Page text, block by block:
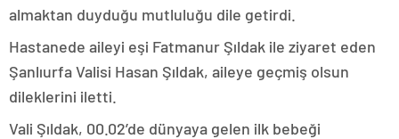
almaktan duyduğu mutluluğu dile getirdi.
Hastanede aileyi eşi Fatmanur Şıldak ile ziyaret eden
Şanlıurfa Valisi Hasan Şıldak, aileye geçmiş olsun
dileklerini iletti.
Vali Şıldak, 00.02’de dünyaya gelen ilk bebeği